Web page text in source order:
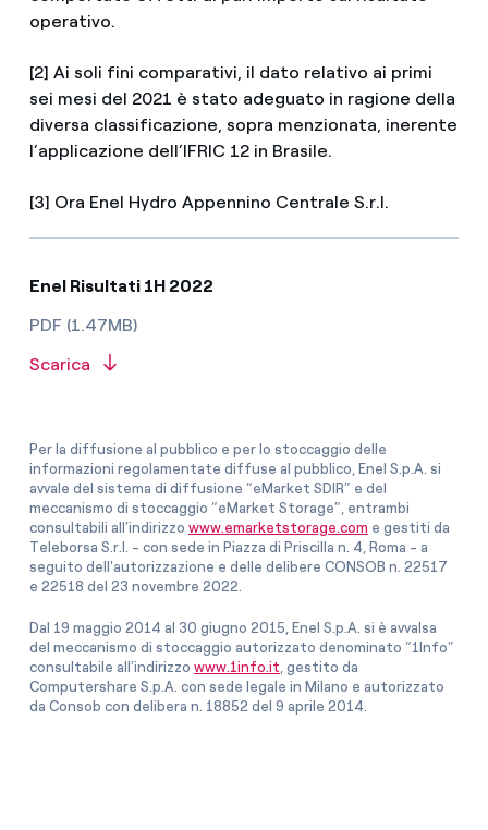
operativo.
[2] Ai soli fini comparativi, il dato relativo ai primi
sei mesi del 2021 è stato adeguato in ragione della
diversa classificazione, sopra menzionata, inerente
l’applicazione dell’IFRIC 12 in Brasile.
[3] Ora Enel Hydro Appennino Centrale S.r.l.
Enel Risultati 1H 2022
PDF (1.47MB)
Scarica
Per la diffusione al pubblico e per lo stoccaggio delle
informazioni regolamentate diffuse al pubblico, Enel S.p.A. si
avvale del sistema di diffusione “eMarket SDIR” e del
meccanismo di stoccaggio “eMarket Storage”, entrambi
consultabili all’indirizzo www.emarketstorage.com e gestiti da
Teleborsa S.r.l. - con sede in Piazza di Priscilla n. 4, Roma - a
seguito dell'autorizzazione e delle delibere CONSOB n. 22517
e 22518 del 23 novembre 2022.
Dal 19 maggio 2014 al 30 giugno 2015, Enel S.p.A. si è avvalsa
del meccanismo di stoccaggio autorizzato denominato “1Info”
consultabile all’indirizzo www.1info.it, gestito da
Computershare S.p.A. con sede legale in Milano e autorizzato
da Consob con delibera n. 18852 del 9 aprile 2014.